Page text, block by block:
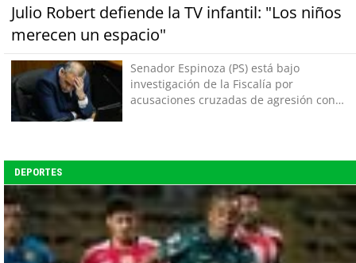
Julio Robert defiende la TV infantil: "Los niños
merecen un espacio"
Senador Espinoza (PS) está bajo
investigación de la Fiscalía por
acusaciones cruzadas de agresión con
DEPORTES